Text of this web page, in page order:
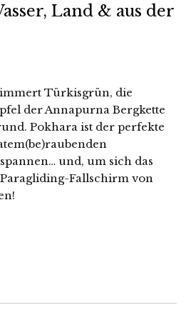
Land & aus der
Türkisgrün, die
der Annapurna Bergkette
Pokhara ist der perfekte
und, um sich das
Fallschirm von